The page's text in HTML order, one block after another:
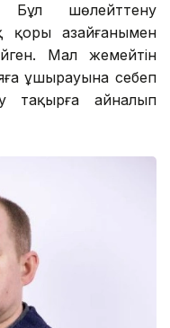
Бұл шөлейттену
қоры азайғанымен
Мал жемейтін
ұшырауына себеп
тақырға айналып